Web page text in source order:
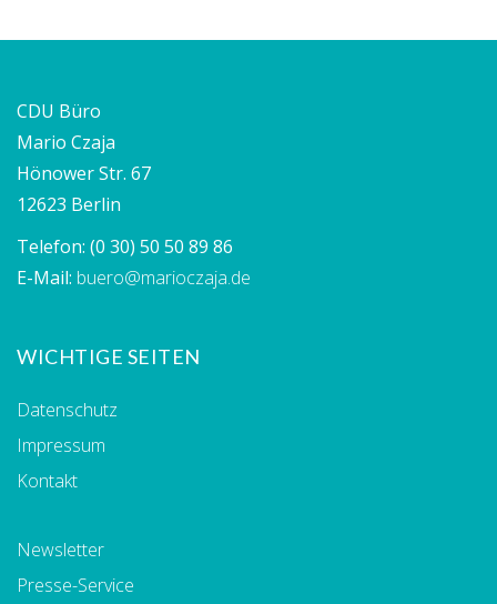
CDU Büro
Mario Czaja
Hönower Str. 67
12623 Berlin
Telefon: (0 30) 50 50 89 86
E-Mail: buero@marioczaja.de
WICHTIGE SEITEN
Datenschutz
Impressum
Kontakt
Newsletter
Presse-Service